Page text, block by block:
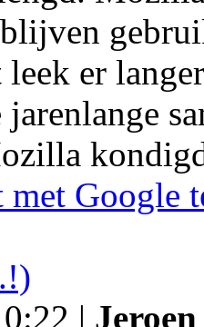
er
jarenlange
met Google
|